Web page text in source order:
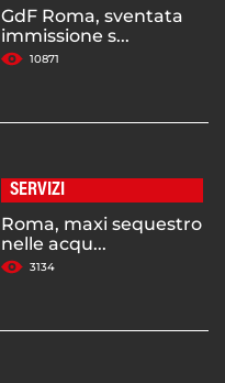
GdF Roma, sventata
immissione s...
10871
SERVIZI
Roma, maxi sequestro
nelle acqu...
3134